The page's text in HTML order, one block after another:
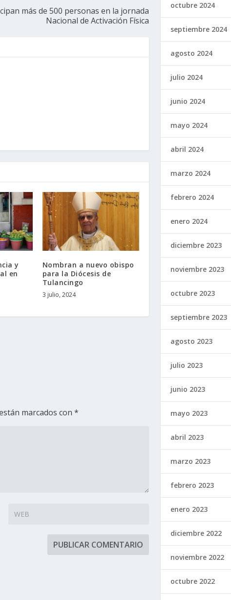
más de 500 personas en la jornada
Nacional de Activación Física
y
en
Nombran a nuevo obispo
para la Diócesis de
Tulancingo
3 julio, 2024
marcados con*
octubre 2024
septiembre 2024
agosto 2024
julio 2024
junio 2024
mayo 2024
abril 2024
marzo 2024
febrero 2024
enero 2024
diciembre 2023
noviembre 2023
octubre 2023
septiembre 2023
agosto 2023
julio 2023
junio 2023
mayo 2023
abril 2023
marzo 2023
febrero 2023
enero 2023
diciembre 2022
noviembre 2022
octubre 2022